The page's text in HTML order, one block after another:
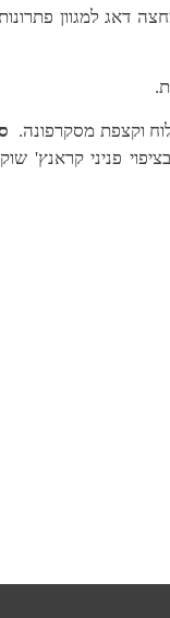
למגוון פתרונות
וקצפת מסקרפונה.
פניני קראנץ'